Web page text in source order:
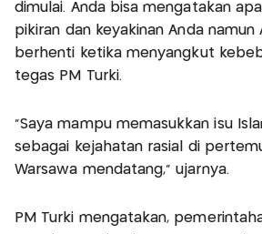
dimulai. Anda bisa mengatakan
pikiran dan keyakinan Anda namun
berhenti ketika menyangkut
tegas PM Turki.
"Saya mampu memasukkan isu
sebagai kejahatan rasial di
Warsawa mendatang," ujarnya.
PM Turki mengatakan,